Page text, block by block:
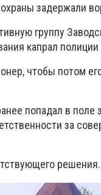
задержали
группу
капрал
чтобы потом
попадал в поле
за
решения.